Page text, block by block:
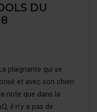
DU
plaignante qui se
et avec son chien
note que dans la
il n’y a pas de